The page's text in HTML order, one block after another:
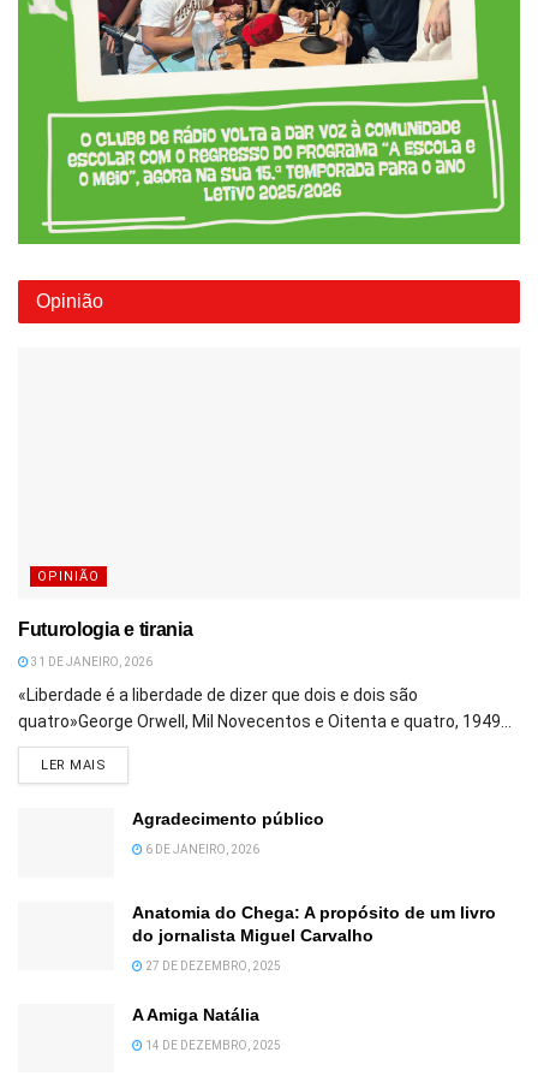
Opinião
OPINIÃO
Futurologia e tirania
31 DE JANEIRO, 2026
«Liberdade é a liberdade de dizer que dois e dois são
quatro»George Orwell, Mil Novecentos e Oitenta e quatro, 1949...
LER MAIS
Agradecimento público
6 DE JANEIRO, 2026
Anatomia do Chega: A propósito de um livro
do jornalista Miguel Carvalho
27 DE DEZEMBRO, 2025
A Amiga Natália
14 DE DEZEMBRO, 2025